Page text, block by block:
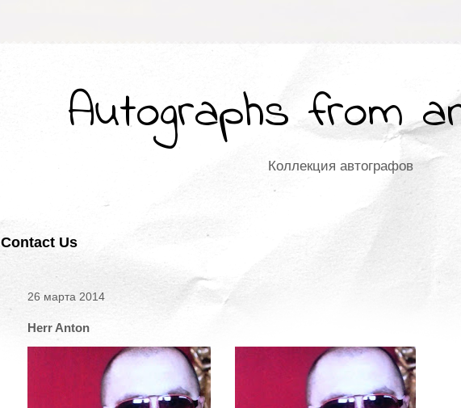
Autographs from
Коллекция автографов
Contact Us
26 марта 2014
Herr Anton